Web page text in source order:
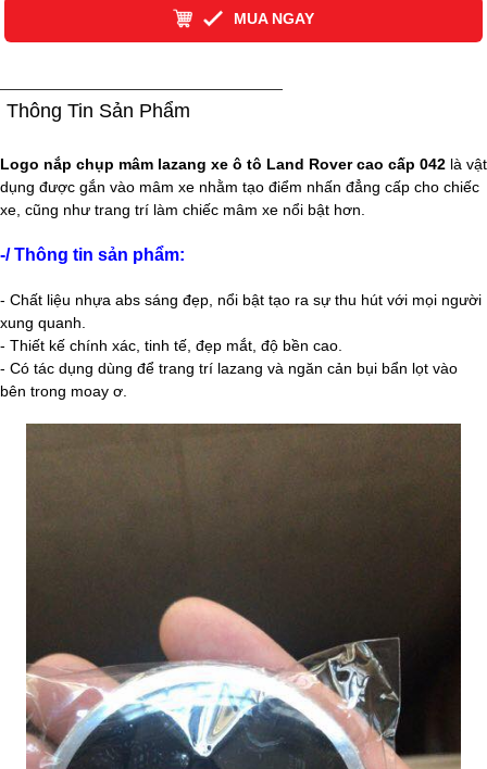
MUA NGAY
Thông Tin Sản Phẩm
Logo nắp chụp mâm lazang xe ô tô Land Rover cao cấp 042 là vật
dụng được gắn vào mâm xe nhằm tạo điểm nhấn đẳng cấp cho chiếc
xe, cũng như trang trí làm chiếc mâm xe nổi bật hơn.
-/ Thông tin sản phẩm:
- Chất liệu nhựa abs sáng đẹp, nổi bật tạo ra sự thu hút với mọi người
xung quanh.
- Thiết kế chính xác, tinh tế, đẹp mắt, độ bền cao.
- Có tác dụng dùng để trang trí lazang và ngăn cản bụi bẩn lọt vào
bên trong moay ơ.